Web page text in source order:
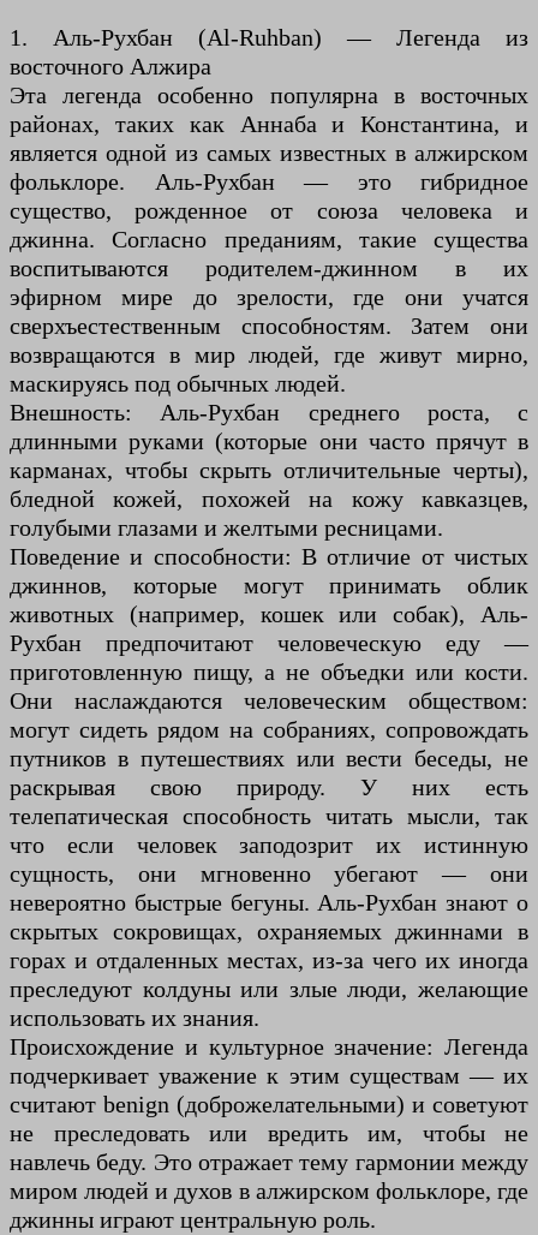
1. Аль-Рухбан (Al-Ruhban) — Легенда из
восточного Алжира
Эта легенда особенно популярна в восточных
районах, таких как Аннаба и Константина, и
является одной из самых известных в алжирском
фольклоре. Аль-Рухбан — это гибридное
существо, рожденное от союза человека и
джинна. Согласно преданиям, такие существа
воспитываются родителем-джинном в их
эфирном мире до зрелости, где они учатся
сверхъестественным способностям. Затем они
возвращаются в мир людей, где живут мирно,
маскируясь под обычных людей.
Внешность: Аль-Рухбан среднего роста, с
длинными руками (которые они часто прячут в
карманах, чтобы скрыть отличительные черты),
бледной кожей, похожей на кожу кавказцев,
голубыми глазами и желтыми ресницами.
Поведение и способности: В отличие от чистых
джиннов, которые могут принимать облик
животных (например, кошек или собак), Аль-
Рухбан предпочитают человеческую еду —
приготовленную пищу, а не объедки или кости.
Они наслаждаются человеческим обществом:
могут сидеть рядом на собраниях, сопровождать
путников в путешествиях или вести беседы, не
раскрывая свою природу. У них есть
телепатическая способность читать мысли, так
что если человек заподозрит их истинную
сущность, они мгновенно убегают — они
невероятно быстрые бегуны. Аль-Рухбан знают о
скрытых сокровищах, охраняемых джиннами в
горах и отдаленных местах, из-за чего их иногда
преследуют колдуны или злые люди, желающие
использовать их знания.
Происхождение и культурное значение: Легенда
подчеркивает уважение к этим существам — их
считают benign (доброжелательными) и советуют
не преследовать или вредить им, чтобы не
навлечь беду. Это отражает тему гармонии между
миром людей и духов в алжирском фольклоре, где
джинны играют центральную роль.